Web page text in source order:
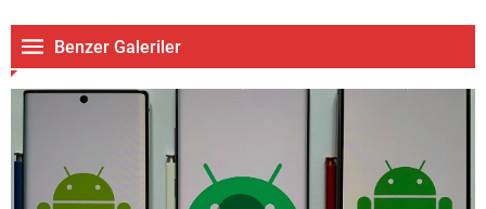
Benzer Galeriler